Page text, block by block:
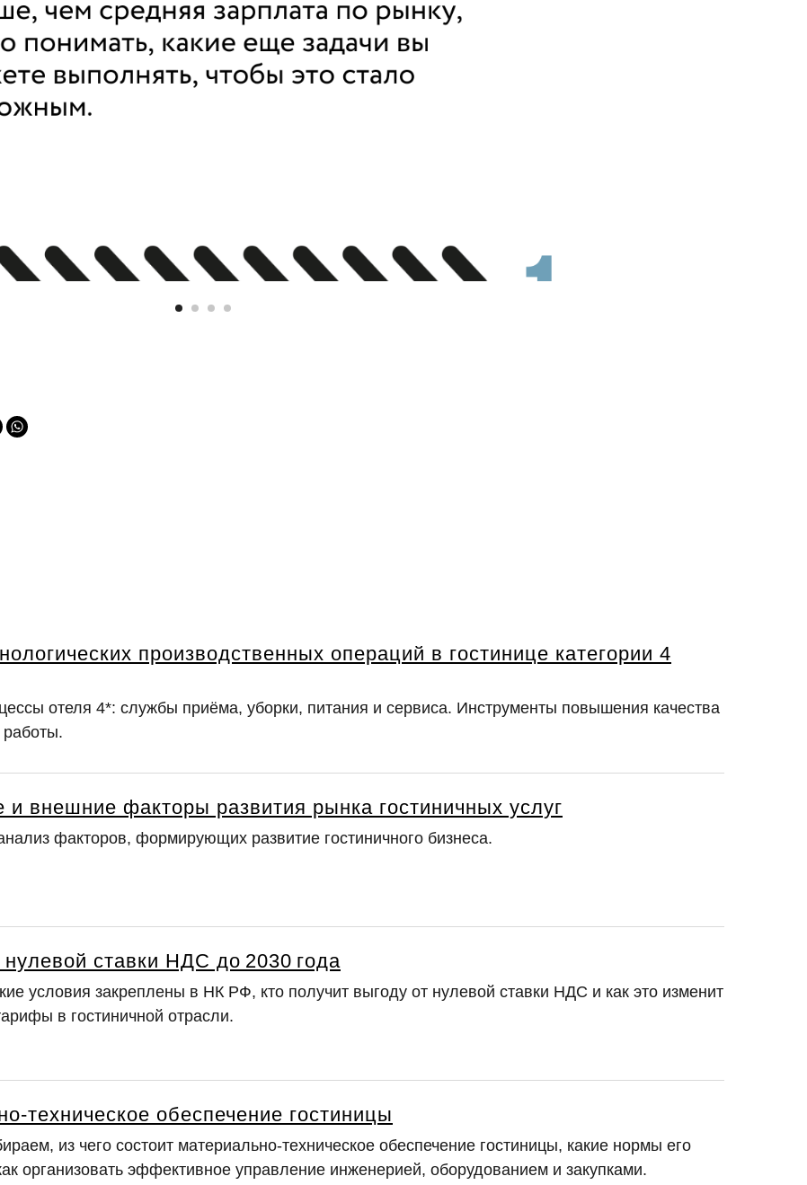
производственных операций в гостинице категории 4
отеля 4*: службы приёма, уборки, питания и сервиса. Инструменты повышения качества
работы.
и внешние факторы развития рынка гостиничных услуг
факторов, формирующих развитие гостиничного бизнеса.
ставки НДС до 2030 года
условия закреплены в НК РФ, кто получит выгоду от нулевой ставки НДС и как это изменит
в гостиничной отрасли.
техническое обеспечение гостиницы
из чего состоит материально-техническое обеспечение гостиницы, какие нормы его
организовать эффективное управление инженерией, оборудованием и закупками.